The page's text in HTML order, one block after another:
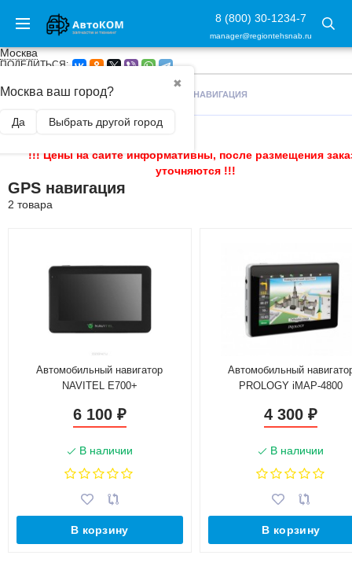
8 (800) 30-1234-7
manager@regiontehsnab.ru
Москва
✖
Москва ваш город?
Да Выбрать другой город
ПОДЕЛИТЬСЯ:
ГЛАВНАЯ / АВТОАКСЕССУАРЫ GPS НАВИГАЦИЯ
!!! Цены на сайте информативны, после размещения
уточняются !!!
GPS навигация
2 товара
Автомобильный навигатор
NAVITEL E700+
6 100 ₽
В наличии
В корзину
Автомобильный
PROLOGY iMAP-4800
4 300₽
В наличии
В корзину